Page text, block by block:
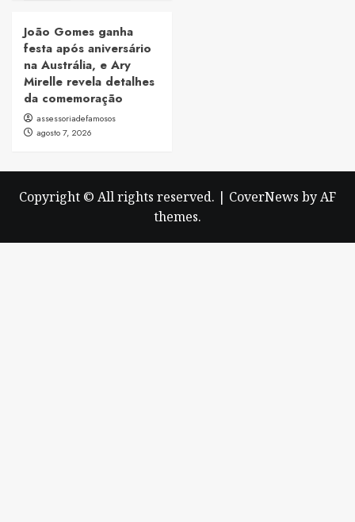
João Gomes ganha
festa após aniversário
na Austrália, e Ary
Mirelle revela detalhes
da comemoração
assessoriadefamosos
agosto 7, 2026
Copyright © All rights reserved. | CoverNews by AF
themes.